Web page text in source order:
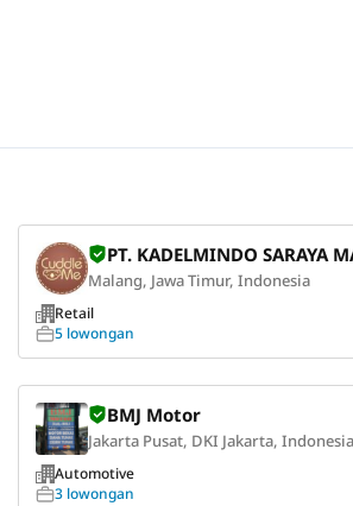
PT. KADELMINDO SARAYA
Malang, Jawa Timur, Indonesia
Retail
5 lowongan
BMJ Motor
Jakarta Pusat, DKI Jakarta, Indonesia
Automotive
3 lowongan